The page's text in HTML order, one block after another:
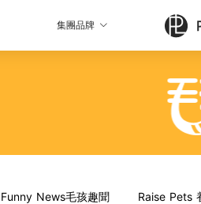
集團品牌
Funny News毛孩趣聞 Raise Pets